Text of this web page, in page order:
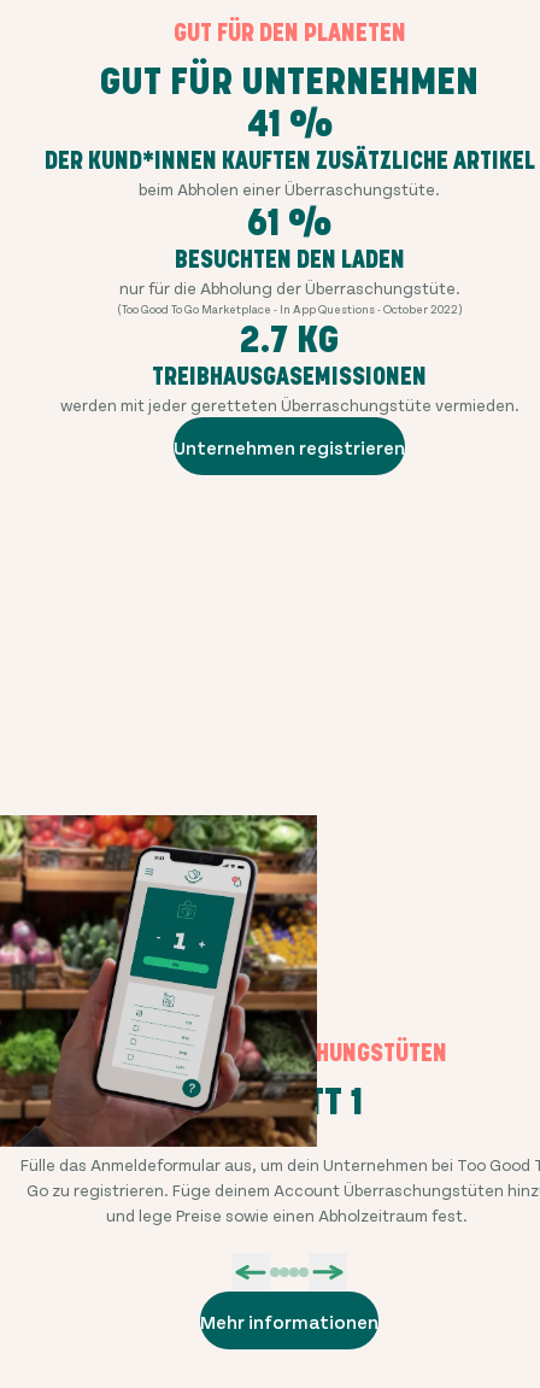
GUT FÜR DEN PLANETEN
GUT FÜR UNTERNEHMEN
41 %
DER KUND*INNEN KAUFTEN ZUSÄTZLICHE ARTIKEL
beim Abholen einer Überraschungstüte.
61 %
BESUCHTEN DEN LADEN
nur für die Abholung der Überraschungstüte.
(Too Good To Go Marketplace - In App Questions - October 2022)
2.7 KG
TREIBHAUSGASEMISSIONEN
werden mit jeder geretteten Überraschungstüte vermieden.
Unternehmen registrieren
UNSERE ÜBERRASCHUNGSTÜTEN
SCHRITT 1
Fülle das Anmeldeformular aus, um dein Unternehmen bei Too Good
Go zu registrieren. Füge deinem Account Überraschungstüten
und lege Preise sowie einen Abholzeitraum fest.
Mehr informationen